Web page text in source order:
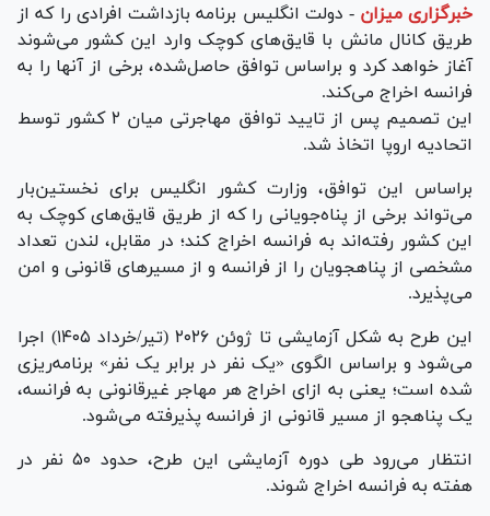
خبرگزاری میزان - دولت انگلیس برنامه بازداشت افرادی را که از
طریق کانال مانش با قایق‌های کوچک وارد این کشور می‌شوند
آغاز خواهد کرد و براساس توافق حاصل‌شده، برخی از آنها را به
فرانسه اخراج می‌کند.
این تصمیم پس از تایید توافق مهاجرتی میان ۲ کشور توسط
اتحادیه اروپا اتخاذ شد.
براساس این توافق، وزارت کشور انگلیس برای نخستین‌بار
می‌تواند برخی از پناه‌جویانی را که از طریق قایق‌های کوچک به
این کشور رفته‌اند به فرانسه اخراج کند؛ در مقابل، لندن تعداد
مشخصی از پناهجویان را از فرانسه و از مسیر‌های قانونی و امن
می‌پذیرد.
این طرح به شکل آزمایشی تا ژوئن ۲۰۲۶ (تیر/خرداد ۱۴۰۵) اجرا
می‌شود و براساس الگوی «یک نفر در برابر یک نفر» برنامه‌ریزی
شده است؛ یعنی به ازای اخراج هر مهاجر غیرقانونی به فرانسه،
یک پناهجو از مسیر قانونی از فرانسه پذیرفته می‌شود.
انتظار می‌رود طی دوره آزمایشی این طرح، حدود ۵۰ نفر در
هفته به فرانسه اخراج شوند.